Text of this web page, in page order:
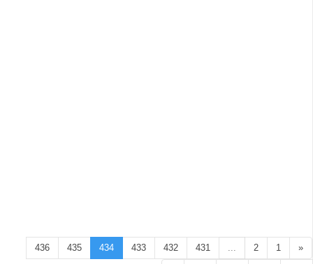
«
1
2
...
431
432
433
434
435
436